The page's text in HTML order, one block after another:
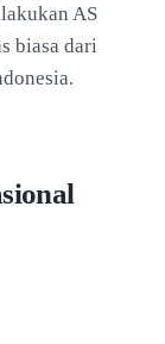
AS
biasa dari